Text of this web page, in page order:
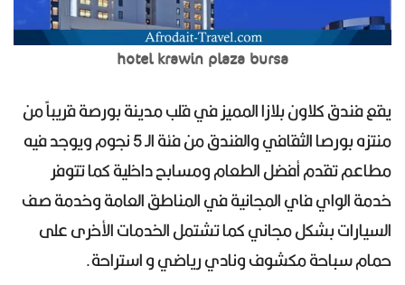
hotel krawin plaza bursa
يقع فندق كلاون بلازا المميز في قلب مدينة بورصة قريباً من
منتزه بورصا الثقافي والفندق من فئة الـ 5 نجوم ويوجد فيه
مطاعم تقدم أفضل الطعام ومسابح داخلية كما تتوفر
خدمة الواي فاي المجانية في المناطق العامة وخدمة صف
السيارات بشكل مجاني كما تشتمل الخدمات الأخرى على
حمام سباحة مكشوف ونادي رياضي و استراحة.